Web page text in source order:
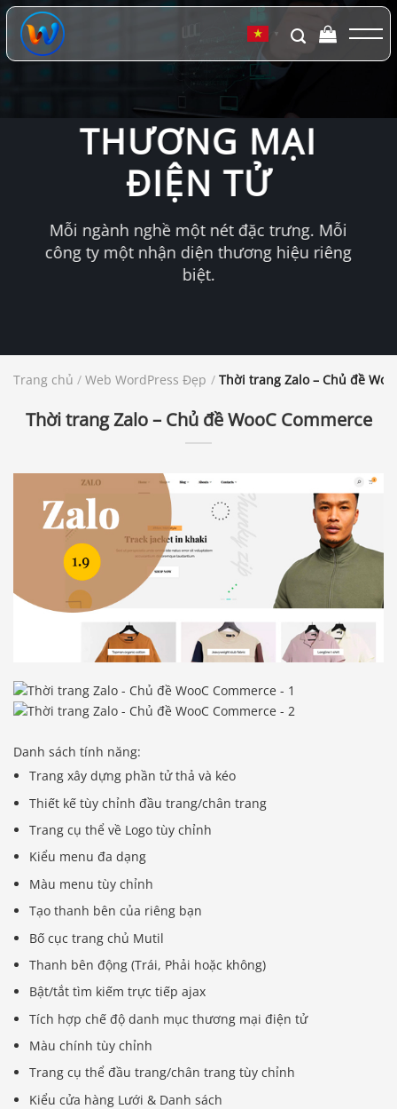
Chuyển
đến
dung
▼
THƯƠNG MẠI
ĐIỆN TỬ
Mỗi ngành nghề một nét đặc trưng. Mỗi
công ty một nhận diện thương hiệu riêng
biệt.
Trang chủ / Web WordPress Đẹp / Thời trang Zalo – Chủ đề
Thời trang Zalo – Chủ đề WooC Commerce
Danh sách tính năng:
Trang xây dựng phần tử thả và kéo
Thiết kế tùy chỉnh đầu trang/chân trang
Trang cụ thể về Logo tùy chỉnh
Kiểu menu đa dạng
Màu menu tùy chỉnh
Tạo thanh bên của riêng bạn
Bố cục trang chủ Mutil
Thanh bên động (Trái, Phải hoặc không)
Bật/tắt tìm kiếm trực tiếp ajax
Tích hợp chế độ danh mục thương mại điện tử
Màu chính tùy chỉnh
Trang cụ thể đầu trang/chân trang tùy chỉnh
Kiểu cửa hàng Lưới & Danh sách